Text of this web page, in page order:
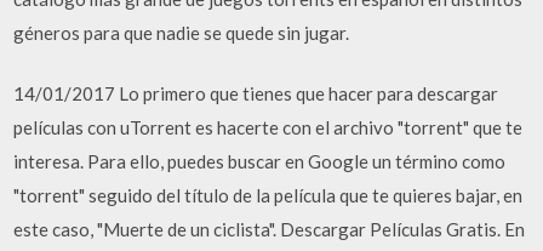
géneros para que nadie se quede sin jugar.
14/01/2017 Lo primero que tienes que hacer para descargar
películas con uTorrent es hacerte con el archivo "torrent" que te
interesa. Para ello, puedes buscar en Google un término como
"torrent" seguido del título de la película que te quieres bajar, en
este caso, "Muerte de un ciclista". Descargar Películas Gratis. En